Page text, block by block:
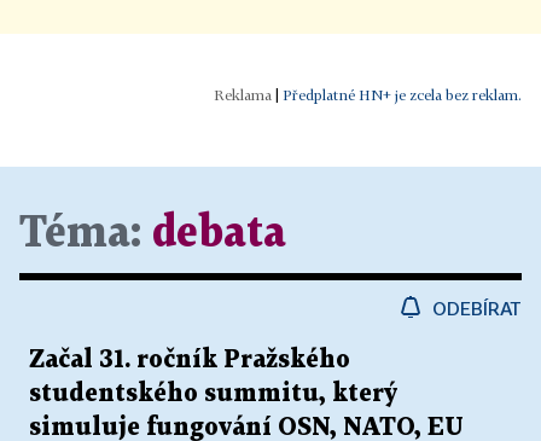
| Předplatné HN+ je zcela bez reklam.
Téma: debata
ODEBÍRAT
Začal 31. ročník Pražského
studentského summitu, který
simuluje fungování OSN, NATO, EU